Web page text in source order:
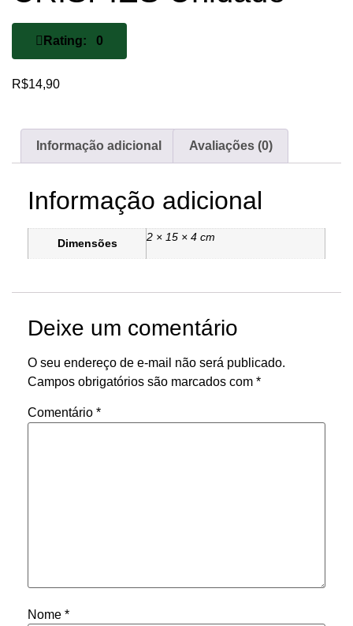
Rating: 0
R$14,90
Informação adicional Avaliações (0)
Informação adicional
Dimensões 2 × 15 × 4 cm
Deixe um comentário
O seu endereço de e-mail não será publicado.
Campos obrigatórios são marcados com *
Comentário *
Nome *